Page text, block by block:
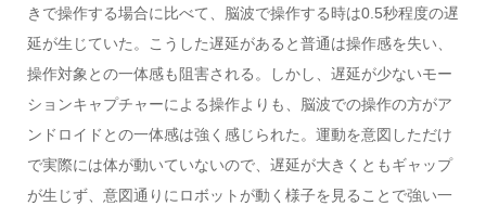
きで操作する場合に比べて、脳波で操作する時は0.5秒程度の遅
延が生じていた。こうした遅延があると普通は操作感を失い、
操作対象との一体感も阻害される。しかし、遅延が少ないモー
ションキャプチャーによる操作よりも、脳波での操作の方がア
ンドロイドとの一体感は強く感じられた。運動を意図しただけ
で実際には体が動いていないので、遅延が大きくともギャップ
が生じず、意図通りにロボットが動く様子を見ることで強い一